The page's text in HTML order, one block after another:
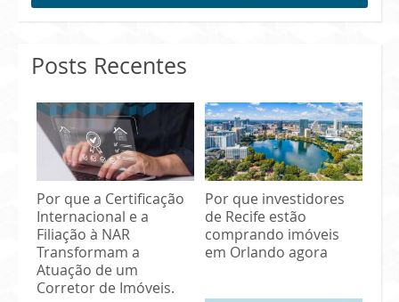
Posts Recentes
Por que a Certificação
Internacional e a
Filiação à NAR
Transformam a
Atuação de um
Corretor de Imóveis.
Por que investidores
de Recife estão
comprando imóveis
em Orlando agora